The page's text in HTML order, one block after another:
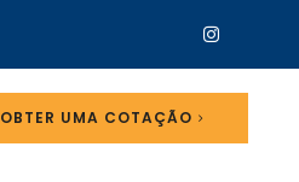
OBTER UMA COTAÇÃO